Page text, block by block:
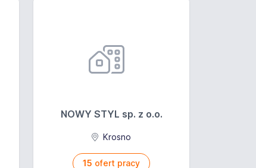
NOWY STYL sp. z o.o.
Krosno
15 ofert pracy